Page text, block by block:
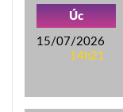
Úc
15/07/2026
14h21